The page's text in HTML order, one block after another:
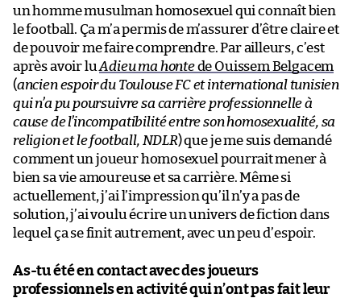
un homme musulman homosexuel qui connaît bien
le football. Ça m’a permis de m’assurer d’être claire et
de pouvoir me faire comprendre. Par ailleurs, c’est
après avoir luAdieu ma hontede Ouissem Belgacem
(ancien espoir du Toulouse FC et international tunisien
qui n’a pu poursuivre sa carrière professionnelle à
cause de l’incompatibilité entre son homosexualité, sa
religion et le football, NDLR) que je me suis demandé
comment un joueur homosexuel pourrait mener à
bien sa vie amoureuse et sa carrière. Même si
actuellement, j’ai l’impression qu’il n’y a pas de
solution, j’ai voulu écrire un univers de fiction dans
lequel ça se finit autrement, avec un peu d’espoir.
As-tu été en contact avec des joueurs
professionnels en activité qui n’ont pas fait leur